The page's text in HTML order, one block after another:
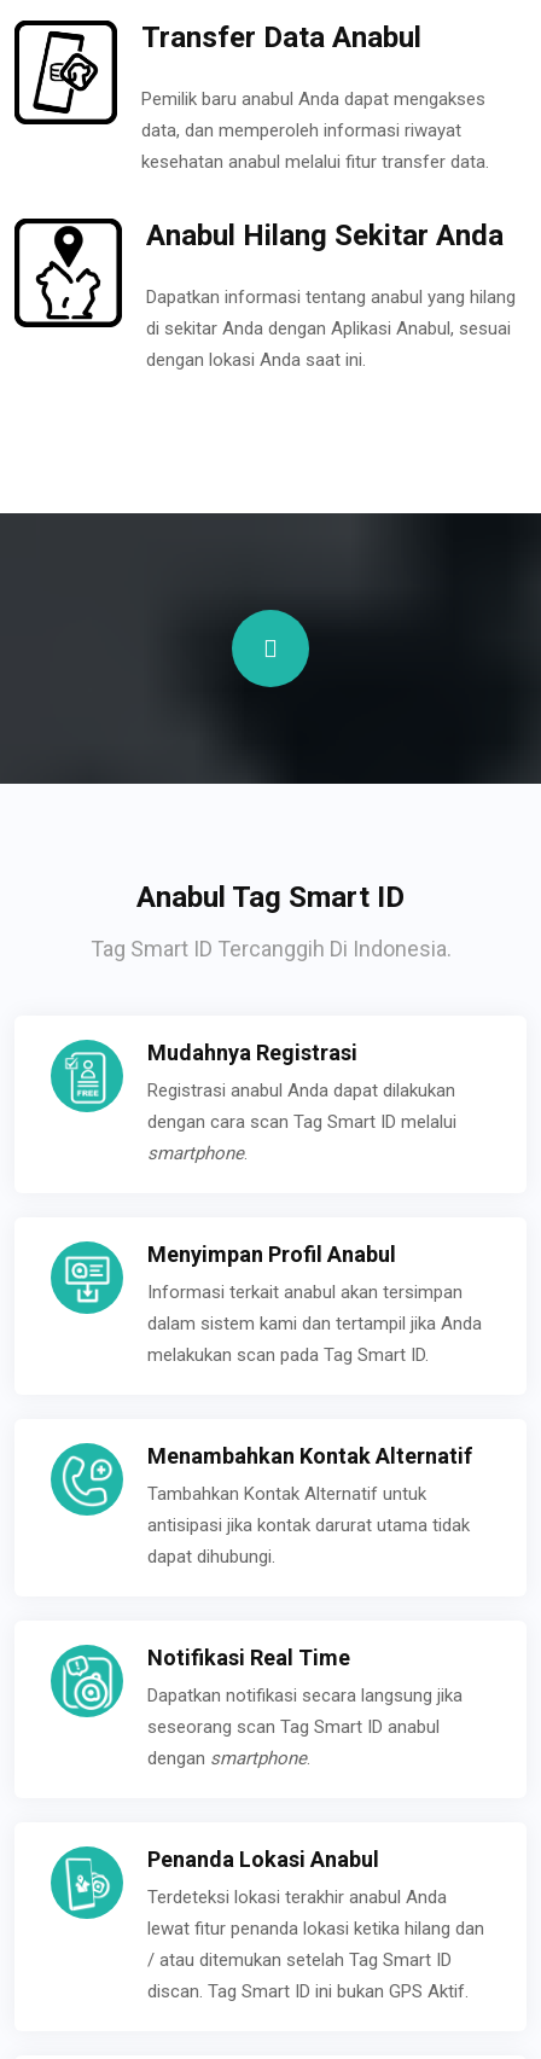
Transfer Data Anabul
Pemilik baru anabul Anda dapat mengakses
data, dan memperoleh informasi riwayat
kesehatan anabul melalui fitur transfer data.
Anabul Hilang Sekitar Anda
Dapatkan informasi tentang anabul yang hilang
di sekitar Anda dengan Aplikasi Anabul, sesuai
dengan lokasi Anda saat ini.
Anabul Tag Smart ID
Tag Smart ID Tercanggih Di Indonesia.
Mudahnya Registrasi
Registrasi anabul Anda dapat dilakukan
dengan cara scan Tag Smart ID melalui
smartphone.
Menyimpan Profil Anabul
Informasi terkait anabul akan tersimpan
dalam sistem kami dan tertampil jika Anda
melakukan scan pada Tag Smart ID.
Menambahkan Kontak Alternatif
Tambahkan Kontak Alternatif untuk
antisipasi jika kontak darurat utama tidak
dapat dihubungi.
Notifikasi Real Time
Dapatkan notifikasi secara langsung jika
seseorang scan Tag Smart ID anabul
dengan smartphone.
Penanda Lokasi Anabul
Terdeteksi lokasi terakhir anabul Anda
lewat fitur penanda lokasi ketika hilang dan
/ atau ditemukan setelah Tag Smart ID
discan. Tag Smart ID ini bukan GPS Aktif.